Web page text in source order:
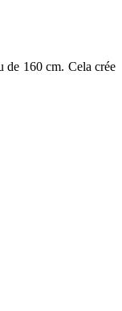
de 160 cm. Cela crée